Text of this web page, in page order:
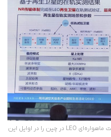
وانگ جون، هواوی، جزئیات آزمایش اینترنت ماهواره‌ای LEO در چین را در اوایل این